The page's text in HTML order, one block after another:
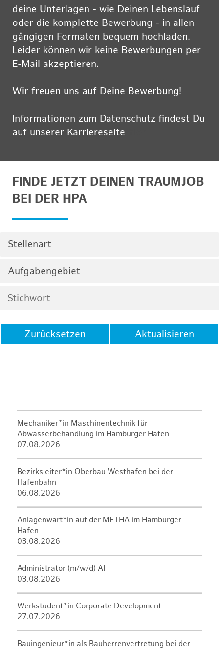
deine Unterlagen - wie Deinen Lebenslauf
oder die komplette Bewerbung - in allen
gängigen Formaten bequem hochladen.
Leider können wir keine Bewerbungen per
E-Mail akzeptieren.
Wir freuen uns auf Deine Bewerbung!
Informationen zum Datenschutz findest Du
auf unserer Karriereseite
FINDE JETZT DEINEN TRAUMJOB
BEI DER HPA
Stellenart
Aufgabengebiet
Zurücksetzen Aktualisieren
Mechaniker*in Maschinentechnik für
Abwasserbehandlung im Hamburger Hafen
07.08.2026
Bezirksleiter*in Oberbau Westhafen bei der
Hafenbahn
06.08.2026
Anlagenwart*in auf der METHA im Hamburger
Hafen
03.08.2026
Administrator (m/w/d) AI
03.08.2026
Werkstudent*in Corporate Development
27.07.2026
Bauingenieur*in als Bauherrenvertretung bei der